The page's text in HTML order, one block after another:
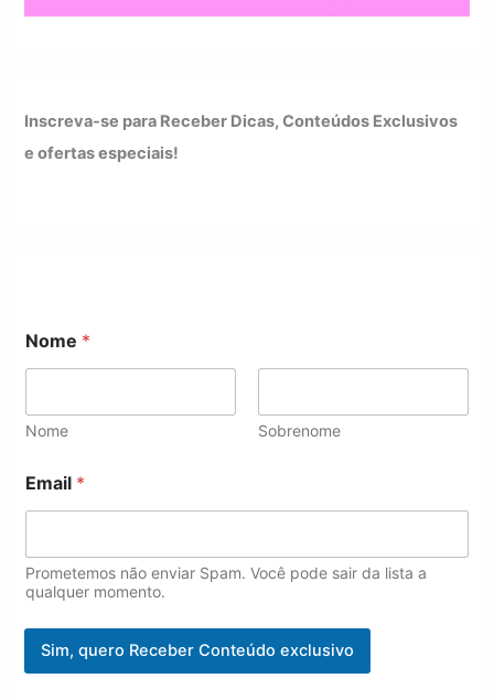
Inscreva-se para Receber Dicas, Conteúdos Exclusivos
e ofertas especiais!
Nome *
Nome Sobrenome
m
a
*
N
m
Email *
Prometemos não enviar Spam. Você pode sair da lista a
qualquer momento.
Sim, quero Receber Conteúdo exclusivo